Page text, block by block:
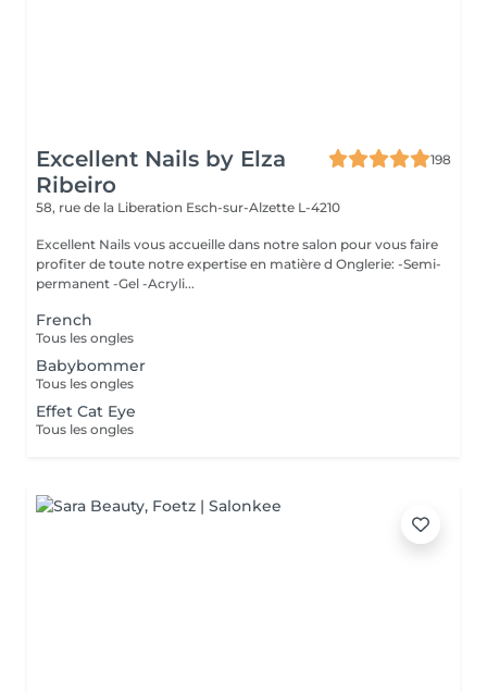
Excellent Nails by Elza
Ribeiro
198
58, rue de la Liberation Esch-sur-Alzette L-4210
Excellent Nails vous accueille dans notre salon pour vous faire
profiter de toute notre expertise en matière d Onglerie: -Semi-
permanent -Gel -Acryli...
French
Tous les ongles
Babybommer
Tous les ongles
Effet Cat Eye
Tous les ongles